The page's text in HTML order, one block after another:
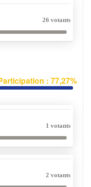
26 votants
: 77,27%
1 votants
2 votants